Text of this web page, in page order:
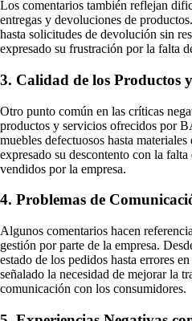
Los comentarios también reflejan
entregas y devoluciones de
hasta solicitudes de devolución sin
expresado su frustración por la falta
3. Calidad de los Productos
Otro punto común en las críticas
productos y servicios ofrecidos por
muebles defectuosos hasta
expresado su descontento con la
vendidos por la empresa.
4. Problemas de
Algunos comentarios hacen
gestión por parte de la empresa.
estado de los pedidos hasta errores
señalado la necesidad de mejorar la
comunicación con los consumidores.